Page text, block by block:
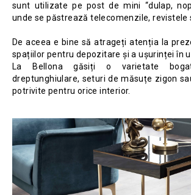
sunt utilizate pe post de mini “dulap,
unde se păstrează telecomenzile, revistele
De aceea e bine să atrageți atenția la
spațiilor pentru depozitare și a ușurinței în
La Bellona găsiți o varietate
dreptunghiulare, seturi de măsuțe zigon
potrivite pentru orice interior.